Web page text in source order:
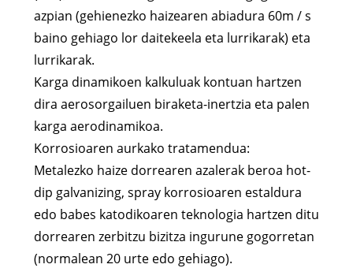
azpian (gehienezko haizearen abiadura 60m / s
baino gehiago lor daitekeela eta lurrikarak) eta
lurrikarak.
Karga dinamikoen kalkuluak kontuan hartzen
dira aerosorgailuen biraketa-inertzia eta palen
karga aerodinamikoa.
Korrosioaren aurkako tratamendua:
Metalezko haize dorrearen azalerak beroa hot-
dip galvanizing, spray korrosioaren estaldura
edo babes katodikoaren teknologia hartzen ditu
dorrearen zerbitzu bizitza ingurune gogorretan
(normalean 20 urte edo gehiago).